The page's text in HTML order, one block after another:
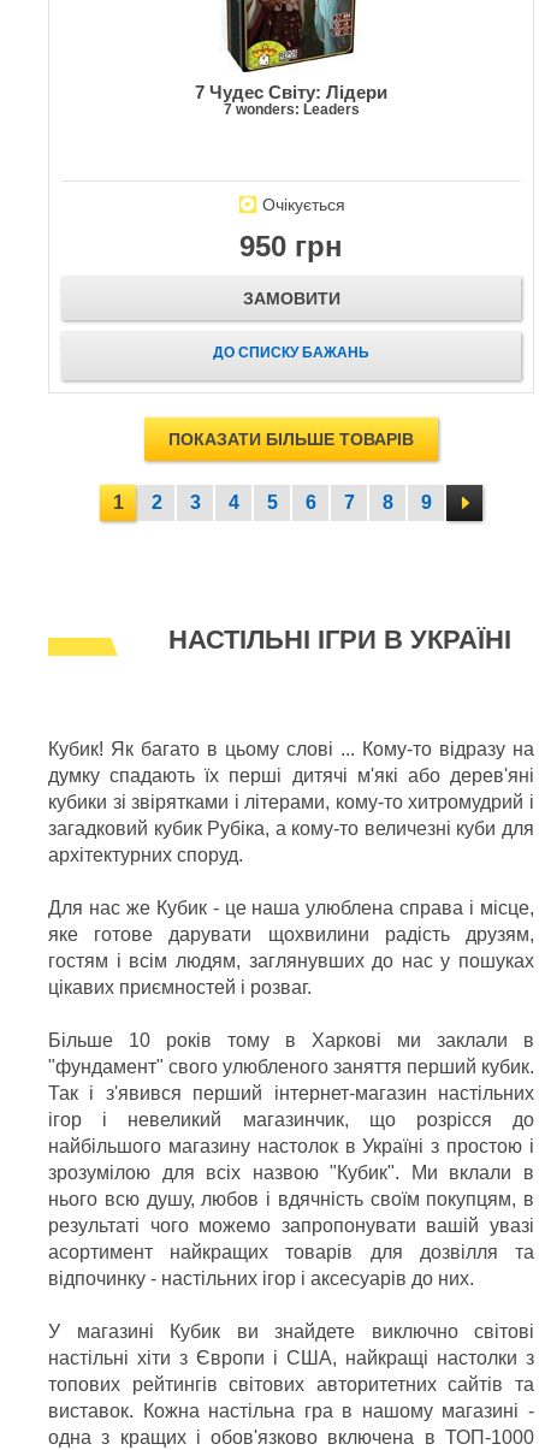
7 Чудес Світу: Лідери
7 wonders: Leaders
Очікується
950 грн
ЗАМОВИТИ
ДО СПИСКУ БАЖАНЬ
ПОКАЗАТИ БІЛЬШЕ ТОВАРІВ
1 2 3 4 5 6 7 8 9
НАСТІЛЬНІ ІГРИ В УКРАЇНІ
Кубик! Як багато в цьому слові ... Кому-то відразу на
думку спадають їх перші дитячі м'які або дерев'яні
кубики зі звірятками і літерами, кому-то хитромудрий і
загадковий кубик Рубіка, а кому-то величезні куби для
архітектурних споруд.
Для нас же Кубик - це наша улюблена справа і місце,
яке готове дарувати щохвилини радість друзям,
гостям і всім людям, заглянувших до нас у пошуках
цікавих приємностей і розваг.
Більше 10 років тому в Харкові ми заклали в
"фундамент" свого улюбленого заняття перший кубик.
Так і з'явився перший інтернет-магазин настільних
ігор і невеликий магазинчик, що розрісся до
найбільшого магазину настолок в Україні з простою і
зрозумілою для всіх назвою "Кубик". Ми вклали в
нього всю душу, любов і вдячність своїм покупцям, в
результаті чого можемо запропонувати вашій увазі
асортимент найкращих товарів для дозвілля та
відпочинку - настільних ігор і аксесуарів до них.
У магазині Кубик ви знайдете виключно світові
настільні хіти з Європи і США, найкращі настолки з
топових рейтингів світових авторитетних сайтів та
виставок. Кожна настільна гра в нашому магазині -
одна з кращих і обов'язково включена в ТОП-1000